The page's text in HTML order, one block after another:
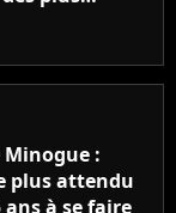
les temps
:
plus attendu
ans à se faire